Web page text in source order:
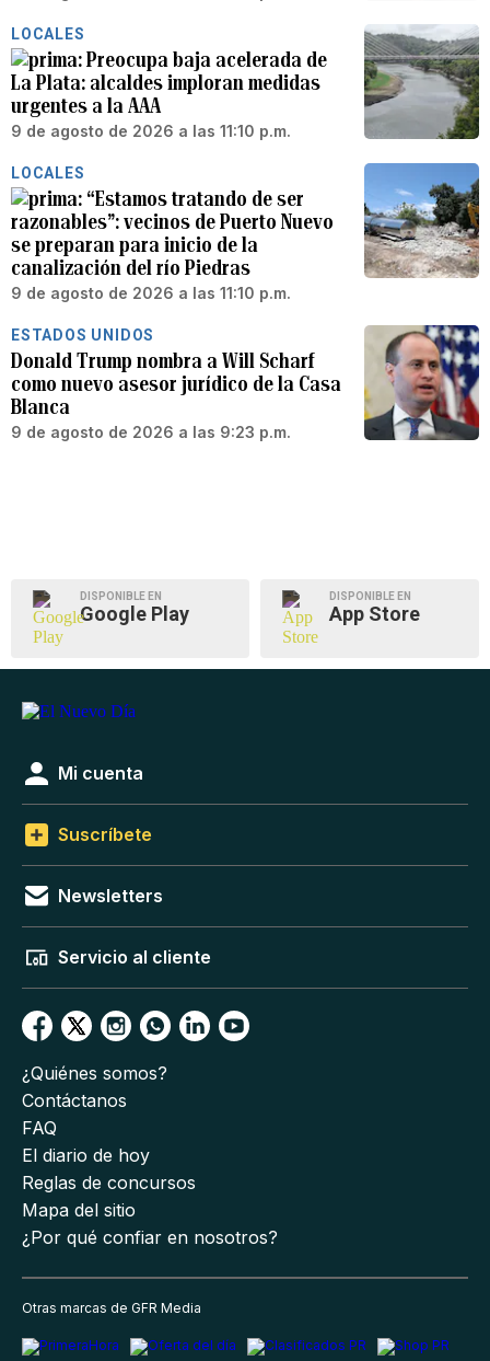
LOCALES
Preocupa baja acelerada de
La Plata: alcaldes imploran medidas
urgentes a la AAA
9 de agosto de 2026 a las 11:10 p.m.
LOCALES
“Estamos tratando de ser
razonables”: vecinos de Puerto Nuevo
se preparan para inicio de la
canalización del río Piedras
9 de agosto de 2026 a las 11:10 p.m.
ESTADOS UNIDOS
Donald Trump nombra a Will Scharf
como nuevo asesor jurídico de la Casa
Blanca
9 de agosto de 2026 a las 9:23 p.m.
DISPONIBLE EN
Google Play
DISPONIBLE EN
App Store
Mi cuenta
Suscríbete
Newsletters
Servicio al cliente
¿Quiénes somos?
Contáctanos
FAQ
El diario de hoy
Reglas de concursos
Mapa del sitio
¿Por qué confiar en nosotros?
Otras marcas de GFR Media